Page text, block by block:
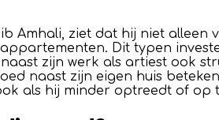
Amhali, ziet dat hij niet
Dit typen
zijn werk als artiest ook
naast zijn eigen huis
als hij minder optreedt of op